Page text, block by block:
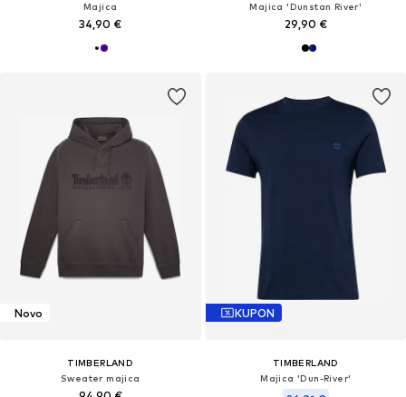
Majica
34,90 €
Majica 'Dunstan River'
29,90 €
Novo
TIMBERLAND
Sweater majica
KUPON
TIMBERLAND
Majica 'Dun-River'